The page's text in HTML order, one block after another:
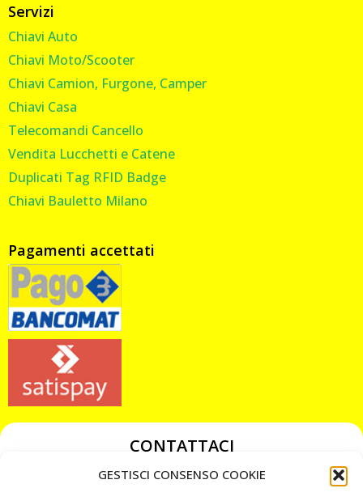
GESTISCI CONSENSO COOKIE
Servizi
Chiavi Auto
Chiavi Moto/Scooter
Chiavi Camion, Furgone, Camper
Chiavi Casa
Telecomandi Cancello
Vendita Lucchetti e Catene
Duplicati Tag RFID Badge
Chiavi Bauletto Milano
Pagamenti accettati
CONTATTACI
349 3863811